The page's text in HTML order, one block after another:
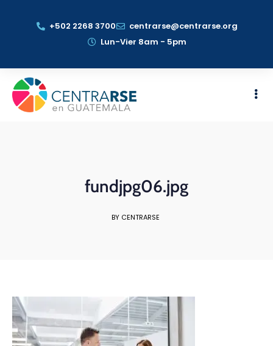
+502 2268 3700
centrarse@centrarse.org
Lun-Vier 8am - 5pm
fundjpg06.jpg
BY CENTRARSE